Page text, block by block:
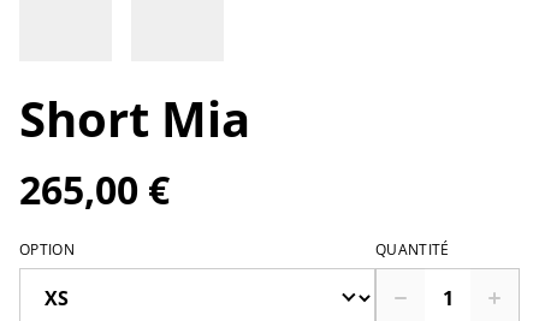
Short Mia
265,00 €
OPTION QUANTITÉ